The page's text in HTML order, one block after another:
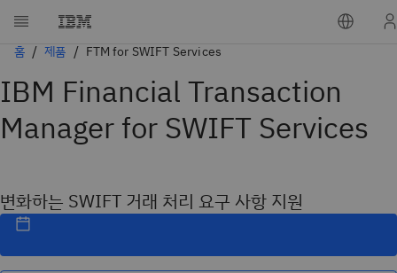
홈 제품 FTM for SWIFT Services
IBM Financial Transaction
Manager for SWIFT Services
변화하는 SWIFT 거래 처리 요구 사항 지원